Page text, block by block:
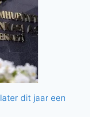
dit jaar een